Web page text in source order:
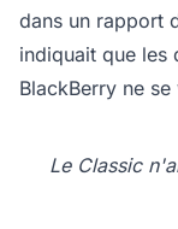
dans un rapport
indiquait que les
BlackBerry ne
Le Classic